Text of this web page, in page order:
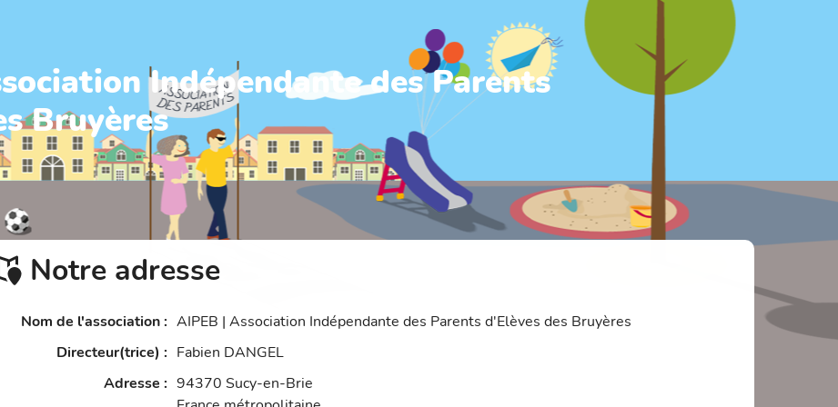
Indépendante des Parents
Bruyères
Notre adresse
Nom de l'association : AIPEB | Association Indépendante des Parents d'Elèves des Bruyères
Directeur(trice) : Fabien DANGEL
Adresse : 94370 Sucy-en-Brie